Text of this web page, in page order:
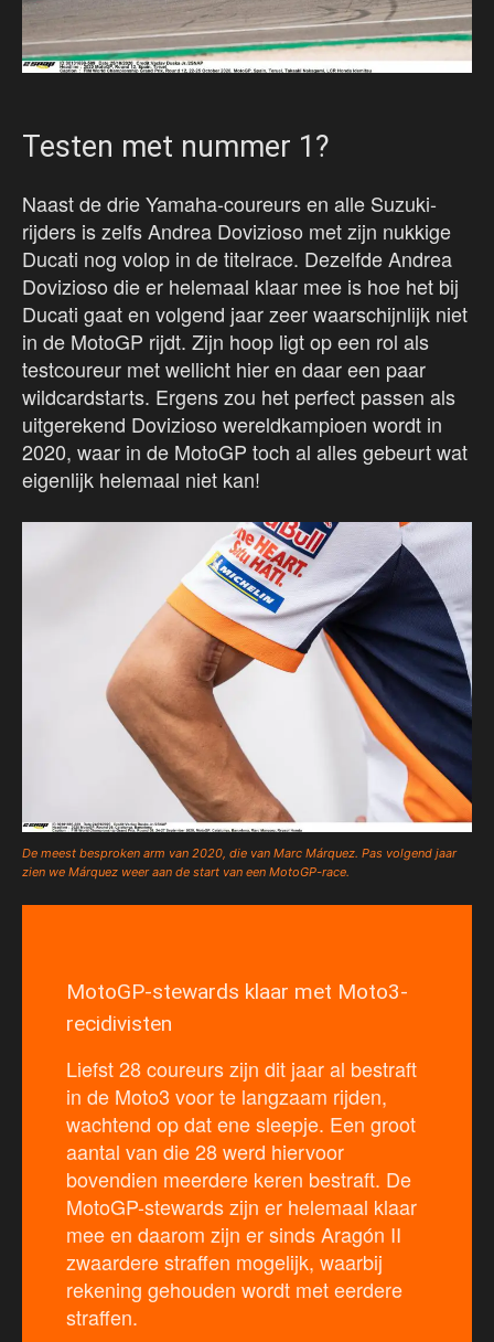
Testen met nummer 1?
Naast de drie Yamaha-coureurs en alle Suzuki-
rijders is zelfs Andrea Dovizioso met zijn nukkige
Ducati nog volop in de titelrace. Dezelfde Andrea
Dovizioso die er helemaal klaar mee is hoe het bij
Ducati gaat en volgend jaar zeer waarschijnlijk niet
in de MotoGP rijdt. Zijn hoop ligt op een rol als
testcoureur met wellicht hier en daar een paar
wildcardstarts. Ergens zou het perfect passen als
uitgerekend Dovizioso wereldkampioen wordt in
2020, waar in de MotoGP toch al alles gebeurt wat
eigenlijk helemaal niet kan!
De meest besproken arm van 2020, die van Marc Márquez. Pas volgend jaar
zien we Márquez weer aan de start van een MotoGP-race.
MotoGP-stewards klaar met Moto3-
recidivisten
Liefst 28 coureurs zijn dit jaar al bestraft
in de Moto3 voor te langzaam rijden,
wachtend op dat ene sleepje. Een groot
aantal van die 28 werd hiervoor
bovendien meerdere keren bestraft. De
MotoGP-stewards zijn er helemaal klaar
mee en daarom zijn er sinds Aragón II
zwaardere straffen mogelijk, waarbij
rekening gehouden wordt met eerdere
straffen.